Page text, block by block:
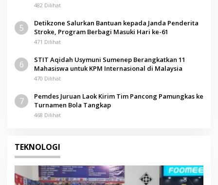
482 Dilihat
5
Detikzone Salurkan Bantuan kepada Janda Penderita
Stroke, Program Berbagi Masuki Hari ke-61
471 Dilihat
6
STIT Aqidah Usymuni Sumenep Berangkatkan 11
Mahasiswa untuk KPM Internasional di Malaysia
470 Dilihat
7
Pemdes Juruan Laok Kirim Tim Pancong Pamungkas ke
Turnamen Bola Tangkap
468 Dilihat
TEKNOLOGI